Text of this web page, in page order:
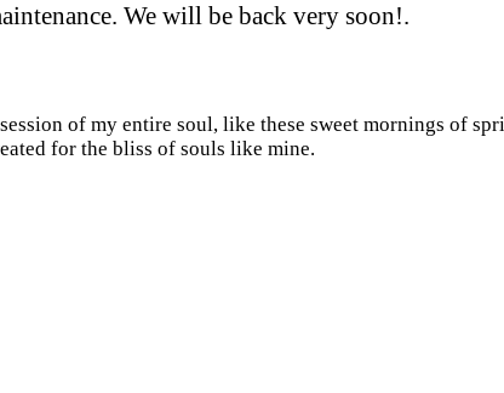
We will be back very soon!.
of my entire soul, like these sweet mornings of
for the bliss of souls like mine.